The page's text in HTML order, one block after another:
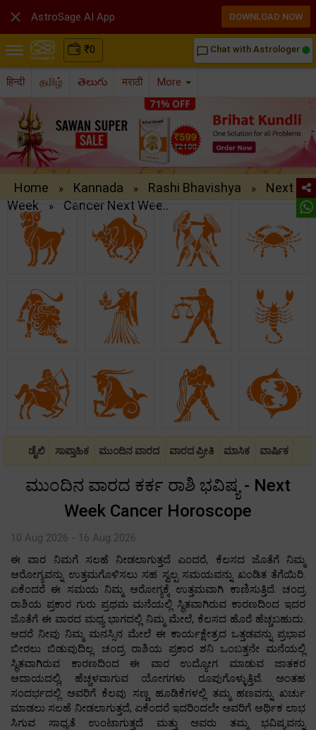
₹0 chat_bubble_outline Chat with Astrologer
हिन्दी தமிழ் తెలుగు मराठी More
Home » Kannada » Rashi Bhavishya »
Next
Week
» Cancer Next Wee..
ಡೈಲಿ ಸಾಪ್ತಾಹಿಕ ಮುಂದಿನ ವಾರದ ವಾರದ ಪ್ರೀತಿ ಮಾಸಿಕ ವಾರ್ಷಿಕ
ಮುಂದಿನ ವಾರದ ಕರ್ಕ ರಾಶಿ ಭವಿಷ್ಯ - Next
Week Cancer Horoscope
10 Aug 2026 - 16 Aug 2026
ಈ ವಾರ ನಿಮಗೆ ಸಲಹೆ ನೀಡಲಾಗುತ್ತದೆ ಎಂದರೆ, ಕೆಲಸದ ಜೊತೆಗೆ ನಿಮ್ಮ
ಆರೋಗ್ಯವನ್ನು ಉತ್ತಮಗೊಳಿಸಲು ಸಹ ಸ್ವಲ್ಪ ಸಮಯವನ್ನು ಖಂಡಿತ ತೆಗೆಯಿರಿ.
ಏಕೆಂದರೆ ಈ ಸಮಯ ನಿಮ್ಮ ಆರೋಗ್ಯಕ್ಕೆ ಉತ್ತಮವಾಗಿ ಕಾಣಿಸುತ್ತಿದೆ. ಚಂದ್ರ
ರಾಶಿಯ ಪ್ರಕಾರ ಗುರು ಪ್ರಥಮ ಮನೆಯಲ್ಲಿ ಸ್ಥಿತವಾಗಿರುವ ಕಾರಣದಿಂದ ಇದರ
ಜೊತೆಗೆ ಈ ವಾರದ ಮಧ್ಯ ಭಾಗದಲ್ಲಿ ನಿಮ್ಮ ಮೇಲೆ, ಕೆಲಸದ ಹೊರೆ ಹೆಚ್ಚಬಹುದು.
ಆದರೆ ನೀವು ನಿಮ್ಮ ಮನಸ್ಸಿನ ಮೇಲೆ ಈ ಕಾರ್ಯಕ್ಷೇತ್ರದ ಒತ್ತಡವನ್ನು ಪ್ರಭಾವ
ಬೀರಲು ಬಿಡುವುದಿಲ್ಲ. ಚಂದ್ರ ರಾಶಿಯ ಪ್ರಕಾರ ಶನಿ ಒಂಬತ್ತನೇ ಮನೆಯಲ್ಲಿ
ಸ್ಥಿತವಾಗಿರುವ ಕಾರಣದಿಂದ ಈ ವಾರ ಉದ್ಯೋಗ ಮಾಡುವ ಜಾತಕರ
ಆದಾಯದಲ್ಲಿ, ಹೆಚ್ಚಳವಾಗುವ ಯೋಗಗಳು ರೂಪುಗೊಳ್ಳುತ್ತಿವೆ. ಅಂತಹ
ಸಂದರ್ಭದಲ್ಲಿ ಅವರಿಗೆ ಕೆಲವು ಸಣ್ಣ ಹೂಡಿಕೆಗಳಲ್ಲಿ ತಮ್ಮ ಹಣವನ್ನು ಖರ್ಚು
ಮಾಡಲು ಸಲಹೆ ನೀಡಲಾಗುತ್ತದೆ, ಏಕೆಂದರೆ ಇದರಿಂದಲೇ ಅವರಿಗೆ ಆರ್ಥಿಕ ಲಾಭ
ಸಿಗುವ ಸಾಧ್ಯತೆ ಉಂಟಾಗುತ್ತದೆ ಮತ್ತು ಅವರು ತಮ್ಮ ಭವಿಷ್ಯವನ್ನು
 AstroSage AI App DOWNLOAD NOW